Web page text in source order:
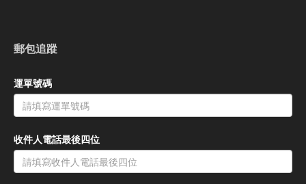
郵包追蹤
運單號碼
收件人電話最後四位